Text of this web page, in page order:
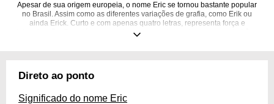
Apesar de sua origem europeia, o nome Eric se tornou bastante popular
no Brasil. Assim como as diferentes variações de grafia, como Erik ou
ainda Erick. Curto e com apenas quatro letras, representa força e
determinação. Se está procurando um nome de menino para seu bebê ou
Direto ao ponto
Significado do nome Eric